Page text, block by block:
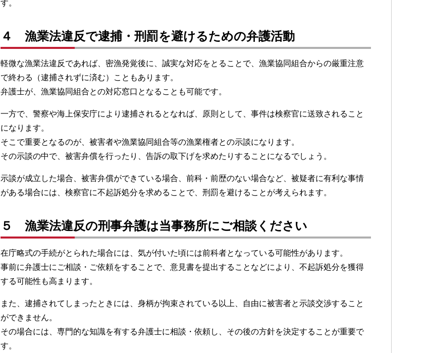
す。
４ 漁業法違反で逮捕・刑罰を避けるための弁護活動
軽微な漁業法違反であれば、密漁発覚後に、誠実な対応をとることで、漁業協同組合からの厳重注意
で終わる（逮捕されずに済む）こともあります。
弁護士が、漁業協同組合との対応窓口となることも可能です。
一方で、警察や海上保安庁により逮捕されるとなれば、原則として、事件は検察官に送致されること
になります。
そこで重要となるのが、被害者や漁業協同組合等の漁業権者との示談になります。
その示談の中で、被害弁償を行ったり、告訴の取下げを求めたりすることになるでしょう。
示談が成立した場合、被害弁償ができている場合、前科・前歴のない場合など、被疑者に有利な事情
がある場合には、検察官に不起訴処分を求めることで、刑罰を避けることが考えられます。
５ 漁業法違反の刑事弁護は当事務所にご相談ください
在庁略式の手続がとられた場合には、気が付いた頃には前科者となっている可能性があります。
事前に弁護士にご相談・ご依頼をすることで、意見書を提出することなどにより、不起訴処分を獲得
する可能性も高まります。
また、逮捕されてしまったときには、身柄が拘束されている以上、自由に被害者と示談交渉すること
ができません。
その場合には、専門的な知識を有する弁護士に相談・依頼し、その後の方針を決定することが重要で
す。